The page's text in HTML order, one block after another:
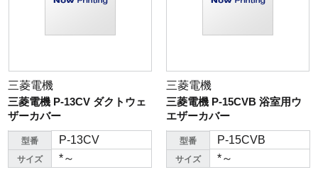
三菱電機
三菱電機 P-13CV ダクトウェ
ザーカバー
型番 P-13CV
サイズ *～
三菱電機
三菱電機 P-15CVB 浴室用ウ
エザーカバー
型番 P-15CVB
サイズ *～